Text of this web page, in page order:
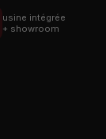
usine intégrée
+ showroom